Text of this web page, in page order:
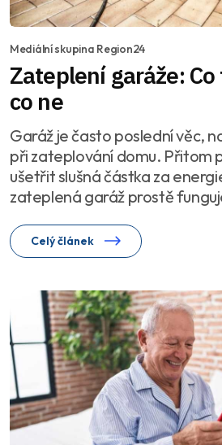
Mediální skupina Region24
Zateplení garáže:
co ne
Garáž je často poslední věc,
při zateplování domu. Přitom
ušetřit slušná částka za
zateplená garáž prostě
Celý článek